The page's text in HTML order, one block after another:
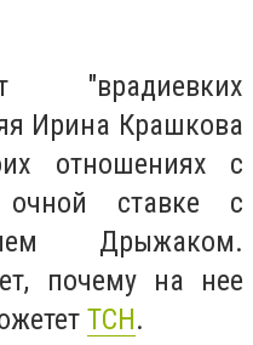
"врадиевких
Ирина Крашкова
отношениях с
ставке с
Дрыжаком.
почему на нее
ТСН.